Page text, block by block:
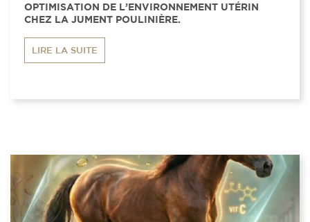
OPTIMISATION DE L’ENVIRONNEMENT UTÉRIN
CHEZ LA JUMENT POULINIÈRE.
LIRE LA SUITE